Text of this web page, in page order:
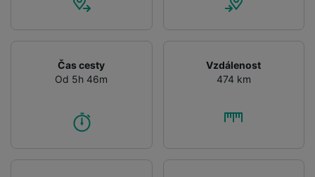
Čas cesty
Od 5h 46m
Vzdálenost
474 km